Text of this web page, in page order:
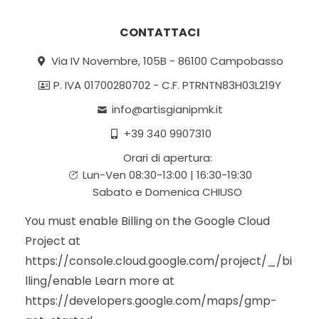
CONTATTACI
Via IV Novembre, 105B - 86100 Campobasso
P. IVA 01700280702 - C.F. PTRNTN83H03L219Y
info@artisgianipmk.it
+39 340 9907310
Orari di apertura:
Lun-Ven 08:30-13:00 | 16:30-19:30
Sabato e Domenica CHIUSO
You must enable Billing on the Google Cloud
Project at
https://console.cloud.google.com/project/_/bi
lling/enable Learn more at
https://developers.google.com/maps/gmp-